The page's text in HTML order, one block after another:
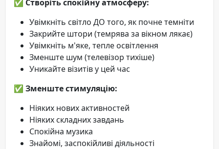
✅ Створіть спокійну атмосферу:
Увімкніть світло ДО того, як почне темніти
Закрийте штори (темрява за вікном лякає)
Увімкніть м'яке, тепле освітлення
Зменште шум (телевізор тихіше)
Уникайте візитів у цей час
✅ Зменште стимуляцію:
Ніяких нових активностей
Ніяких складних завдань
Спокійна музика
Знайомі, заспокійливі діяльності